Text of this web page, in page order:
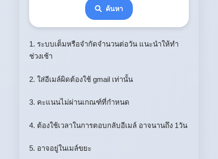
ค้นหา
1. ระบบเต็มหรือจำกัดจำนวนต่อวัน แนะนำให้ทำ
ช่วงเช้า
2. ใส่อีเมล์ผิดต้องใช้ gmail เท่านั้น
3. คะแนนไม่ผ่านเกณฑ์ที่กำหนด
4. ต้องใช้เวลาในการตอบกลับอีเมล์ อาจนานถึง 1วัน
5. อาจอยู่ในเมล์ขยะ